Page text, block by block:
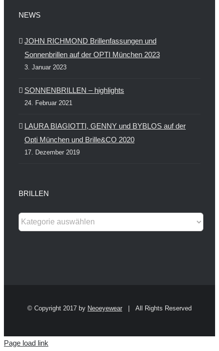
NEWS
JOHN RICHMOND Brillenfassungen und
Sonnenbrillen auf der OPTI München 2023
3. Januar 2023
SONNENBRILLEN – highlights
24. Februar 2021
LAURA BIAGIOTTI, GENNY und BYBLOS auf der
Opti München und Brille&CO 2020
17. Dezember 2019
BRILLEN
© Copyright 2017 by Neoeyewear | All Rights Reserved
Page load link